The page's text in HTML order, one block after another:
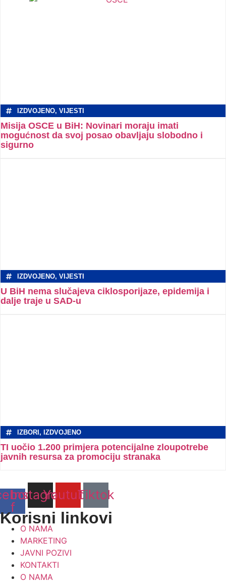
IZDVOJENO, VIJESTI
Misija OSCE u BiH: Novinari moraju imati
mogućnost da svoj posao obavljaju slobodno i
sigurno
IZDVOJENO, VIJESTI
U BiH nema slučajeva ciklosporijaze, epidemija i
dalje traje u SAD-u
IZBORI , IZDVOJENO
TI uočio 1.200 primjera potencijalne zloupotrebe
javnih resursa za promociju stranaka
f
Instagram
YoutubeTiktok
Korisni linkovi
O NAMA
MARKETING
JAVNI POZIVI
KONTAKTI
O NAMA